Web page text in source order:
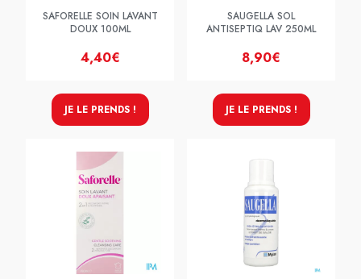
SAFORELLE SOIN LAVANT
DOUX 100ML
4,40€
JE LE PRENDS !
SAUGELLA SOL
ANTISEPTIQ LAV 250ML
8,90€
JE LE PRENDS !